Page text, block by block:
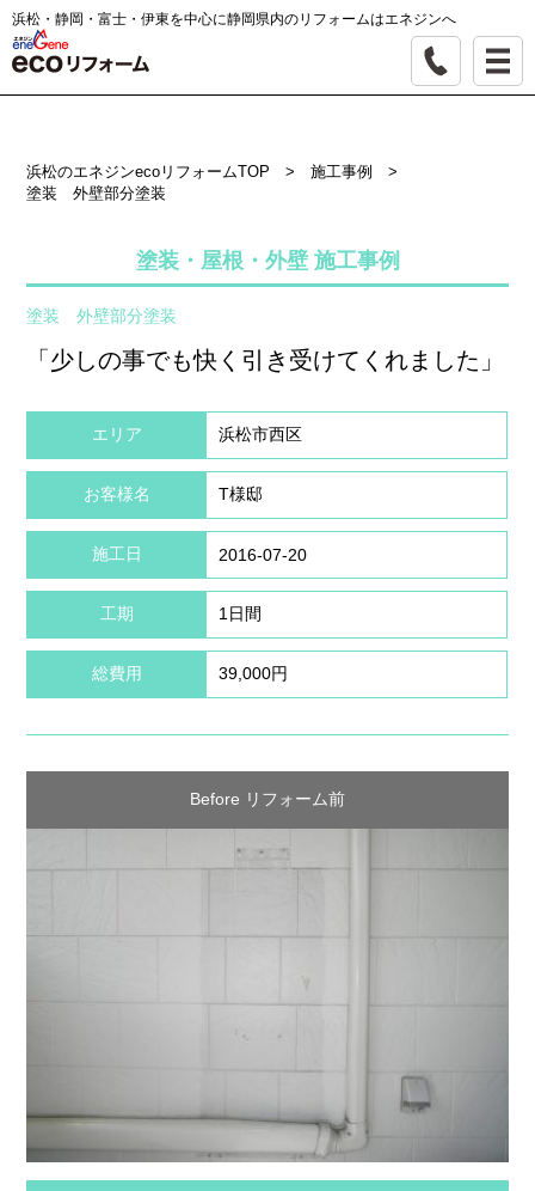
浜松・静岡・富士・伊東を中心に静岡県内のリフォームはエネジンへ
浜松のエネジンecoリフォームTOP >施工事例
>
塗装 外壁部分塗装
塗装・屋根・外壁 施工事例
塗装 外壁部分塗装
「少しの事でも快く引き受けてくれました」
エリア 浜松市西区
お客様名 T様邸
施工日 2016-07-20
工期 1日間
総費用 39,000円
Before リフォーム前